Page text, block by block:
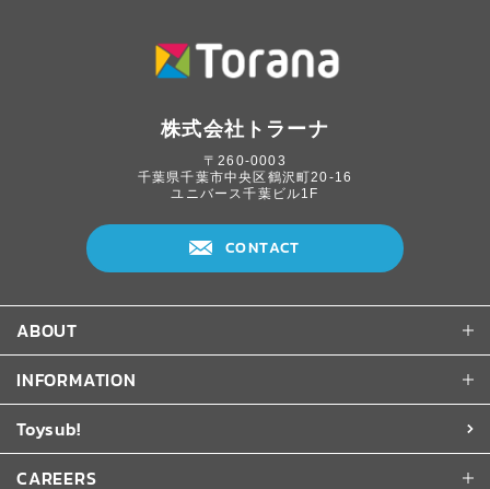
株式会社トラーナ
〒260-0003
千葉県千葉市中央区鶴沢町20-16
ユニバース千葉ビル1F
CONTACT
ABOUT
INFORMATION
Toysub!
CAREERS